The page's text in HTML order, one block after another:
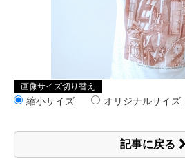
画像サイズ切り替え
縮小サイズ オリジナルサイズ
記事に戻る